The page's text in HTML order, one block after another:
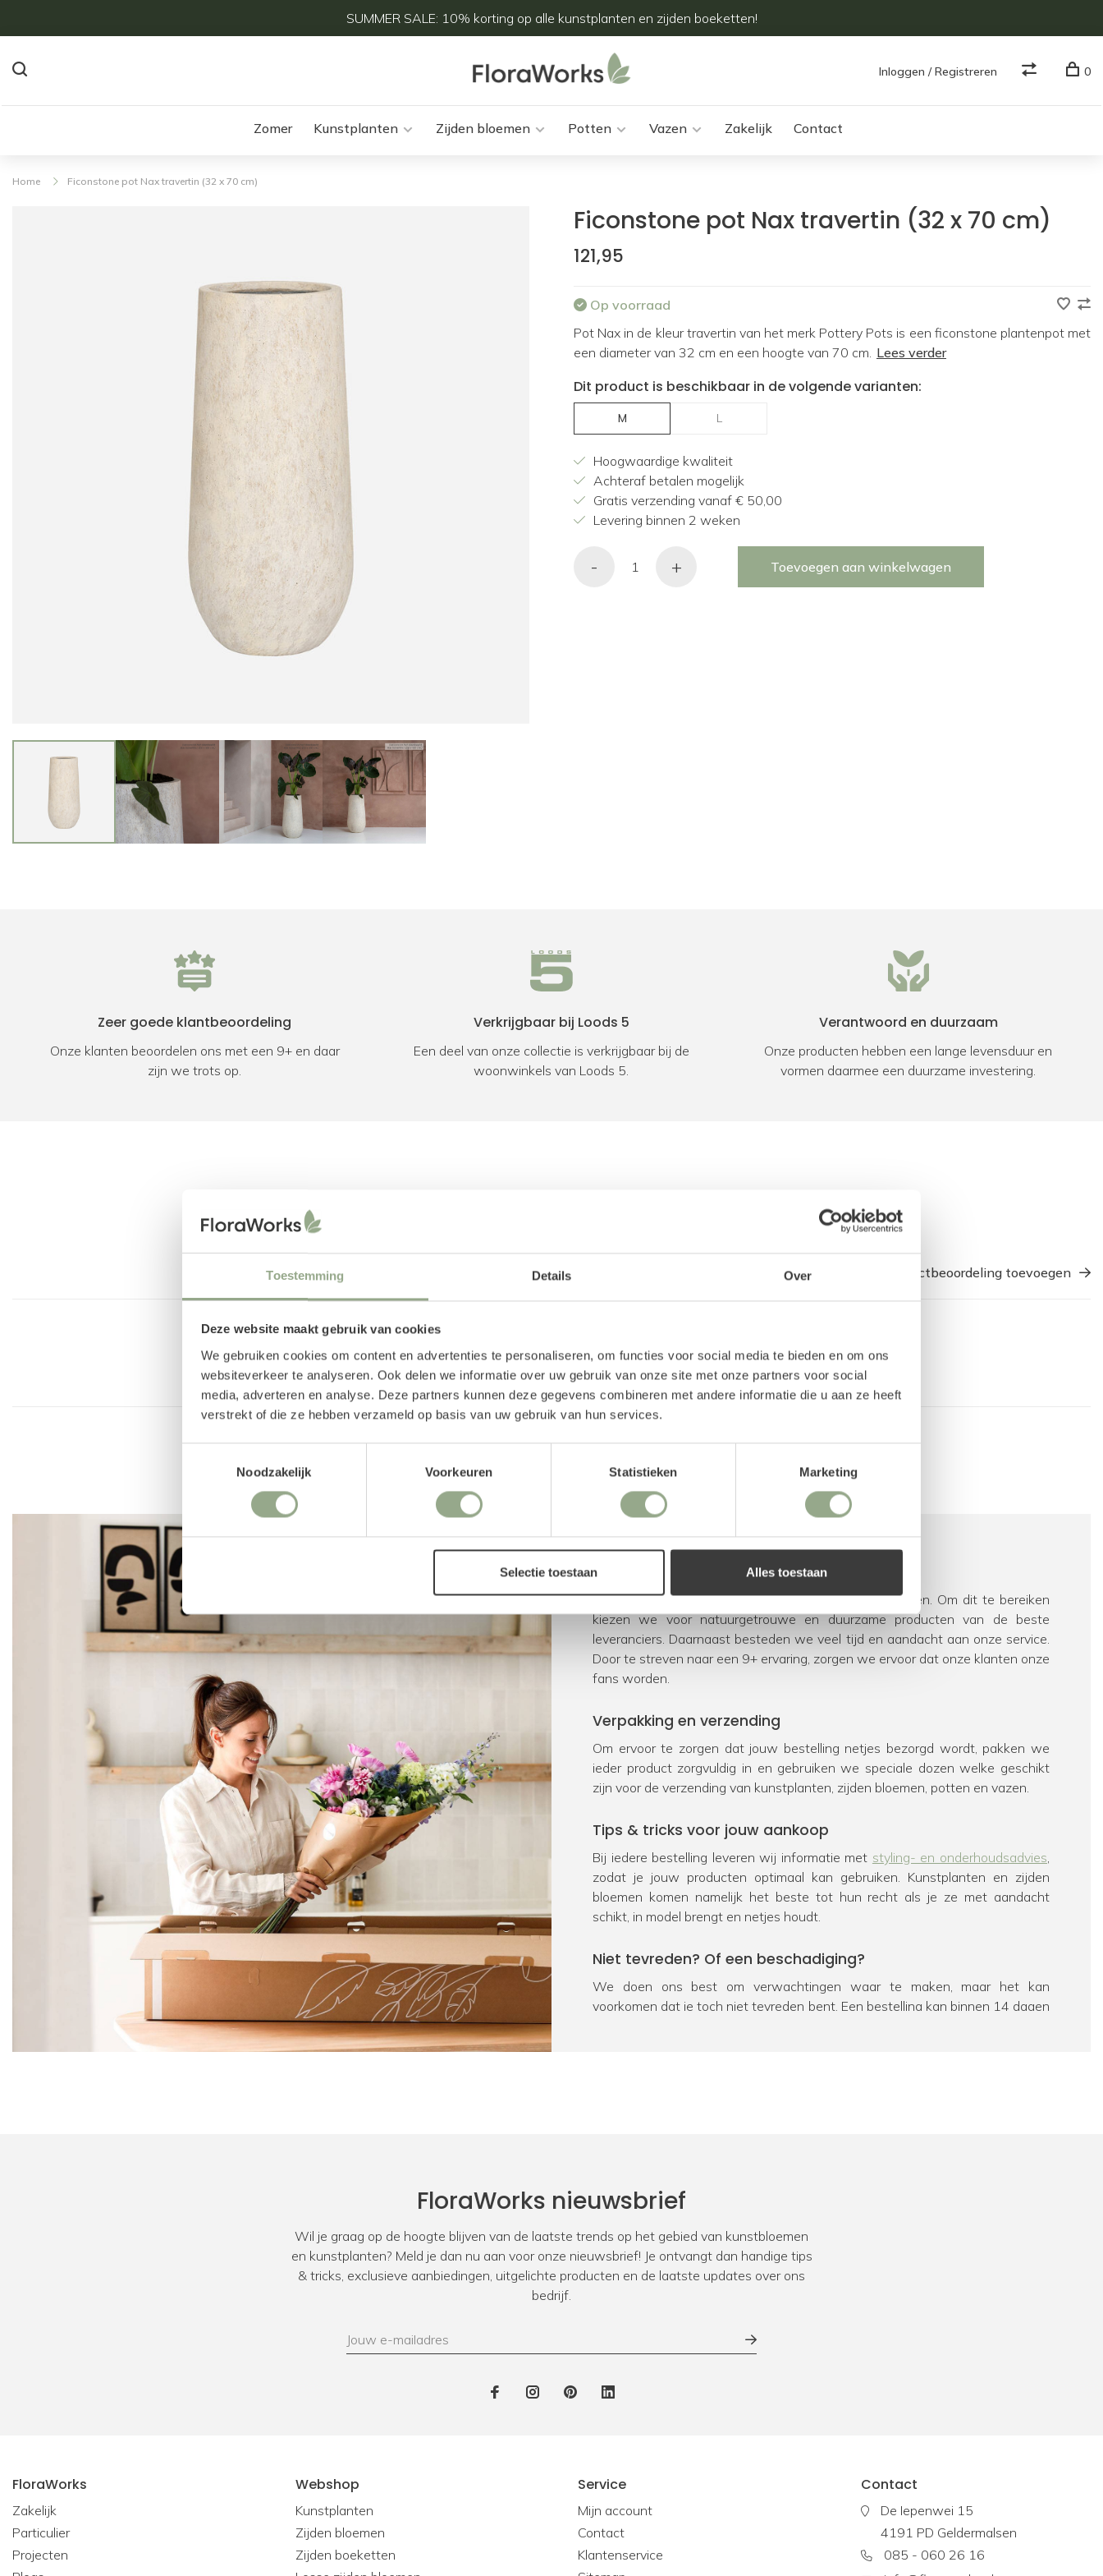
Toestemming Details Over
Deze website maakt gebruik van cookies
We gebruiken cookies om content en advertenties te personaliseren, om functies voor social media te bieden en om ons
websiteverkeer te analyseren. Ook delen we informatie over uw gebruik van onze site met onze partners voor social
media, adverteren en analyse. Deze partners kunnen deze gegevens combineren met andere informatie die u aan ze heeft
verstrekt of die ze hebben verzameld op basis van uw gebruik van hun services.
Noodzakelijk
Voorkeuren Statistieken Marketing
Selectie toestaan Alles toestaan
SUMMER SALE: 10% korting op alle kunstplanten en zijden boeketten!
Zomer Kunstplanten Zijden bloemen Potten Vazen Zakelijk Contact
Inloggen / Registreren 0
Home Ficonstone pot Nax travertin (32 x 70 cm)
Ficonstone pot Nax travertin (32 x 70 cm)
121,95
Op voorraad
Pot Nax in de kleur travertin van het merk Pottery Pots is een ficonstone plantenpot met
een diameter van 32 cm en een hoogte van 70 cm. Lees verder
Dit product is beschikbaar in de volgende varianten:
M L
Hoogwaardige kwaliteit
Achteraf betalen mogelijk
Gratis verzending vanaf € 50,00
Levering binnen 2 weken
- + Toevoegen aan winkelwagen
Zeer goede klantbeoordeling
Onze klanten beoordelen ons met een 9+ en daar
zijn we trots op.
Verkrijgbaar bij Loods 5
Een deel van onze collectie is verkrijgbaar bij de
woonwinkels van Loods 5.
Verantwoord en duurzaam
Onze producten hebben een lange levensduur en
vormen daarmee een duurzame investering.
Een productbeoordeling toevoegen
Uitstekende service
Bij FloraWorks worden we blij van enthousiaste klanten. Om dit te bereiken
kiezen we voor natuurgetrouwe en duurzame producten van de beste
leveranciers. Daarnaast besteden we veel tijd en aandacht aan onze service.
Door te streven naar een 9+ ervaring, zorgen we ervoor dat onze klanten onze
fans worden.
Verpakking en verzending
Om ervoor te zorgen dat jouw bestelling netjes bezorgd wordt, pakken we
ieder product zorgvuldig in en gebruiken we speciale dozen welke geschikt
zijn voor de verzending van kunstplanten, zijden bloemen, potten en vazen.
Tips & tricks voor jouw aankoop
Bij iedere bestelling leveren wij informatie met styling- en onderhoudsadvies,
zodat je jouw producten optimaal kan gebruiken. Kunstplanten en zijden
bloemen komen namelijk het beste tot hun recht als je ze met aandacht
schikt, in model brengt en netjes houdt.
Niet tevreden? Of een beschadiging?
We doen ons best om verwachtingen waar te maken, maar het kan
voorkomen dat je toch niet tevreden bent. Een bestelling kan binnen 14 dagen
Bij FloraWorks hebben we veel ervaring in het opleveren van
zakelijke klanten. Ook werken we vaak samen met interieurstylisten en
designers. Ben jij op zoek naar aankleding met kunstbeplanting voor een
FloraWorks nieuwsbrief
Wil je graag op de hoogte blijven van de laatste trends op het gebied van kunstbloemen
en kunstplanten? Meld je dan nu aan voor onze nieuwsbrief! Je ontvangt dan handige tips
& tricks, exclusieve aanbiedingen, uitgelichte producten en de laatste updates over ons
bedrijf.
FloraWorks
Zakelijk
Particulier
Projecten
Webshop
Kunstplanten
Zijden bloemen
Zijden boeketten
Service
Mijn account
Contact
Klantenservice
Contact
De Iepenwei 15
4191 PD Geldermalsen
085 - 060 26 16